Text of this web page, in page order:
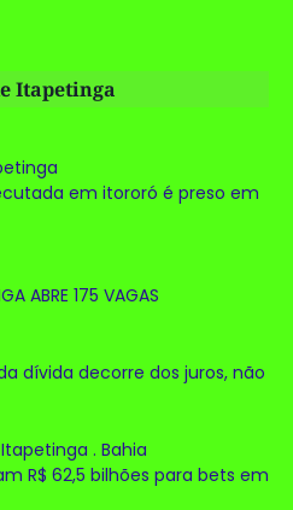
Itapetinga
em itororó é preso em
ABRE 175 VAGAS
dívida decorre dos juros, não
Itapetinga . Bahia
R$ 62,5 bilhões para bets em